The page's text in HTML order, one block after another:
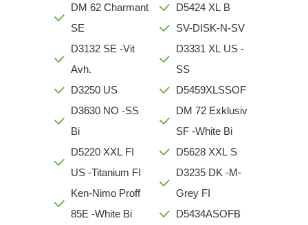
DM 62 Charmant
SE
D3132 SE -Vit
Avh.
D3250 US
D3630 NO -SS
Bi
D5220 XXL FI
US -Titanium FI
Ken-Nimo Proff
85E -White Bi
D5424 XL B
SV-DISK-N-SV
D3331 XL US -
SS
D5459XLSSOF
DM 72 Exklusiv
SF -White Bi
D5628 XXL S
D3235 DK -M-
Grey FI
D5434ASOFB